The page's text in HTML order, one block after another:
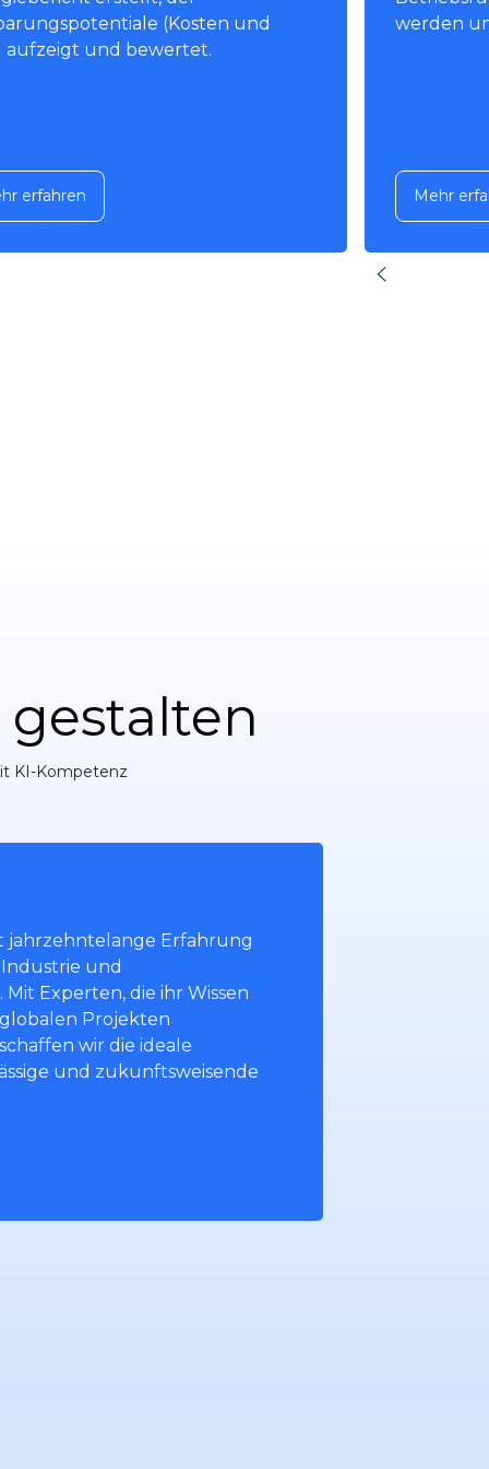
(Kosten und
aufzeigt und bewertet.
erfahren
erfahren
werden
Mehr
Mehr
KI-Kompetenz
jahrzehntelange Erfahrung
Industrie und
Experten, die ihr Wissen
Projekten
wir die ideale
und zukunftsweisende